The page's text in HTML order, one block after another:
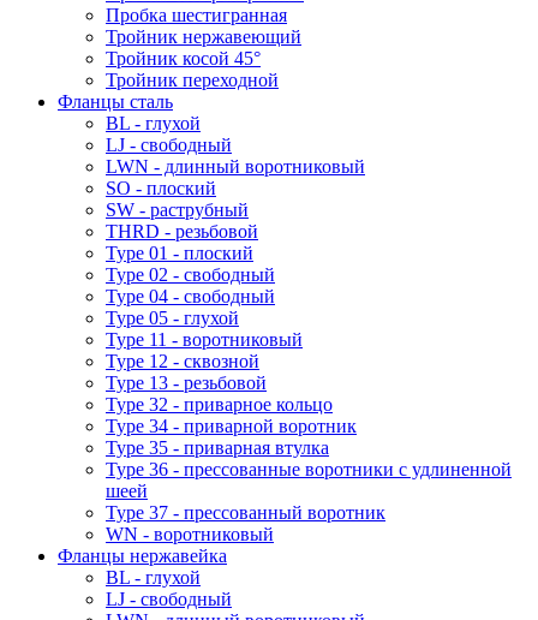
Пробка шестигранная
Тройник нержавеющий
Тройник косой 45°
Тройник переходной
Фланцы сталь
BL - глухой
LJ - свободный
LWN - длинный воротниковый
SO - плоский
SW - раструбный
THRD - резьбовой
Type 01 - плоский
Type 02 - свободный
Type 04 - свободный
Type 05 - глухой
Type 11 - воротниковый
Type 12 - сквозной
Type 13 - резьбовой
Type 32 - приварное кольцо
Type 34 - приварной воротник
Type 35 - приварная втулка
Type 36 - прессованные воротники с удлиненной
шеей
Type 37 - прессованный воротник
WN - воротниковый
Фланцы нержавейка
BL - глухой
LJ - свободный